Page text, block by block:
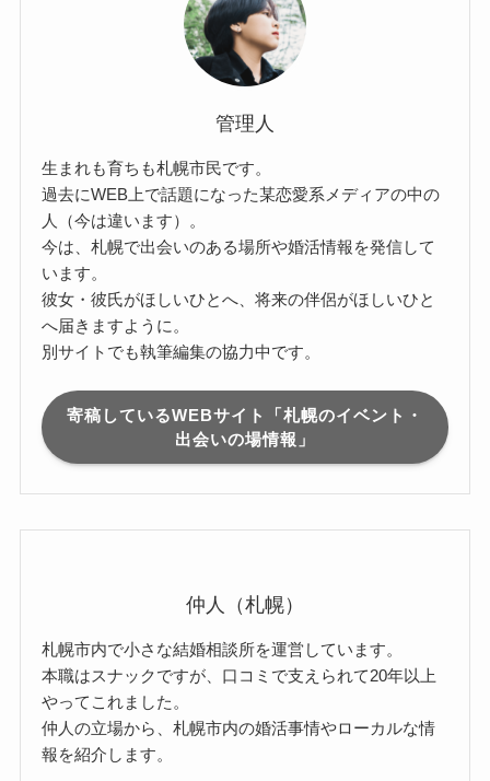
管理人
生まれも育ちも札幌市民です。
過去にWEB上で話題になった某恋愛系メディアの中の
人（今は違います）。
今は、札幌で出会いのある場所や婚活情報を発信して
います。
彼女・彼氏がほしいひとへ、将来の伴侶がほしいひと
へ届きますように。
別サイトでも執筆編集の協力中です。
寄稿しているWEBサイト「札幌のイベント・
出会いの場情報」
仲人（札幌）
札幌市内で小さな結婚相談所を運営しています。
本職はスナックですが、口コミで支えられて20年以上
やってこれました。
仲人の立場から、札幌市内の婚活事情やローカルな情
報を紹介します。